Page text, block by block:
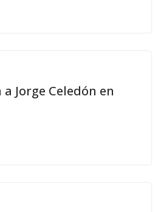
Jorge Celedón en